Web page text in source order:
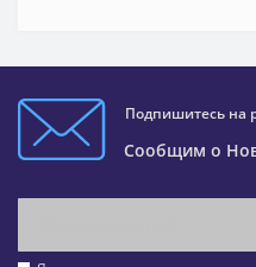
Подпишитесь на
Сообщим о